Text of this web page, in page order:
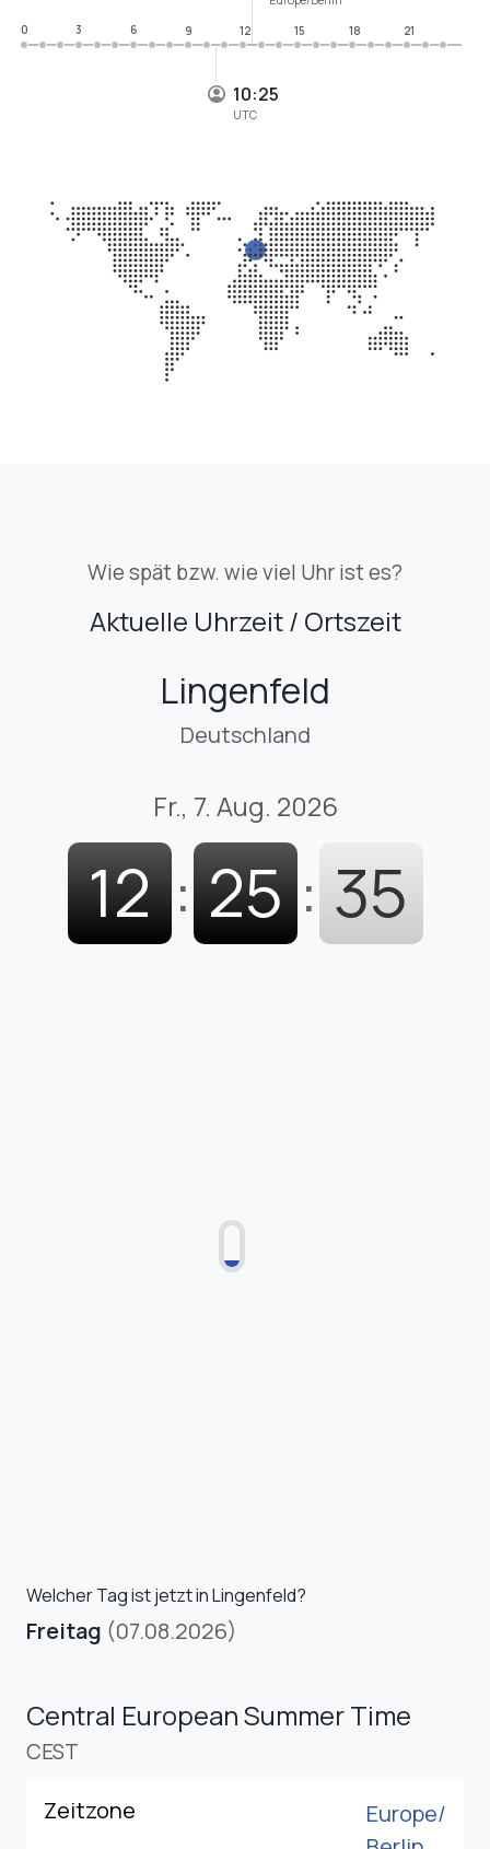
10:25
UTC
0
3 6 9 12 15 18 21
Wie spät bzw. wie viel Uhr ist es?
Aktuelle Uhrzeit / Ortszeit
Lingenfeld
Deutschland
Fr., 7. Aug. 2026
12 : 25 : 36
Welcher Tag ist jetzt in Lingenfeld?
Freitag (07.08.2026)
Central European Summer Time
CEST
Zeitzone
Europe/